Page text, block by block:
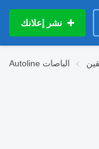
نشر إعلانك
Autoline الباصات